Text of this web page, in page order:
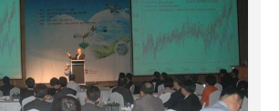
(12~22℃)과 비슷하겠음 평년(22~66
10월 상순 평년(10~21℃)과 비슷하겠
)과 비슷하겠음 10월 중순 평년(8~1
년(11~40㎜)보다 많겠음 한편, 최근